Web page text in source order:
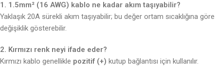
1. 1.5mm² (16 AWG) kablo ne kadar akım taşıyabilir?
Yaklaşık 20A sürekli akım taşıyabilir; bu değer ortam sıcaklığına göre
değişiklik gösterebilir.
2. Kırmızı renk neyi ifade eder?
Kırmızı kablo genellikle pozitif (+) kutup bağlantısı için kullanılır.